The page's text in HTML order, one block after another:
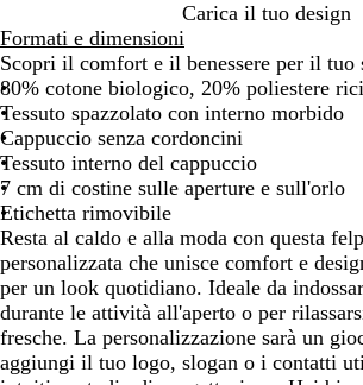
Carica il tuo design
Formati e dimensioni
Scopri il comfort e il benessere per il
80% cotone biologico, 20% poliestere
Tessuto spazzolato con interno morbido
Cappuccio senza cordoncini
Tessuto interno del cappuccio
7 cm di costine sulle aperture e sull'orlo
Etichetta rimovibile
Resta al caldo e alla moda con questa
personalizzata che unisce comfort e
per un look quotidiano. Ideale da
durante le attività all'aperto o per
fresche. La personalizzazione sarà un
aggiungi il tuo logo, slogan o i contatti